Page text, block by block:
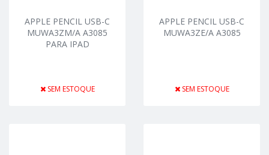
APPLE PENCIL USB-C
MUWA3ZM/A A3085
PARA IPAD
SEM ESTOQUE
APPLE PENCIL USB-C
MUWA3ZE/A A3085
SEM ESTOQUE